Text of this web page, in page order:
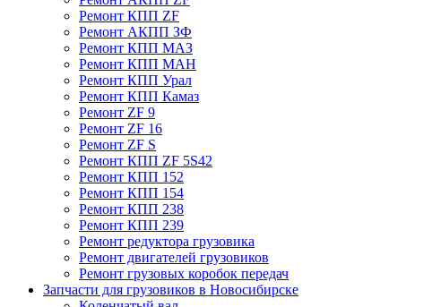
Ремонт КПП ZF
Ремонт АКПП ЗФ
Ремонт КПП МАЗ
Ремонт КПП МАН
Ремонт КПП Урал
Ремонт КПП Камаз
Ремонт ZF 9
Ремонт ZF 16
Ремонт ZF S
Ремонт КПП ZF 5S42
Ремонт КПП 152
Ремонт КПП 154
Ремонт КПП 238
Ремонт КПП 239
Ремонт редуктора грузовика
Ремонт двигателей грузовиков
Ремонт грузовых коробок передач
Запчасти для грузовиков в Новосибирске